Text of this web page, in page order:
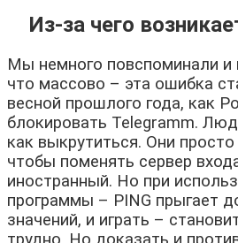
Из-за чего
Мы немного повспоминали и
что массово – эта ошибка
весной прошлого года, как
блокировать Telegramm.
как выкрутиться. Они просто
чтобы поменять сервер
иностранный. Но при
программы – PING прыгает
значений, и играть –
трудно. Но доказать и